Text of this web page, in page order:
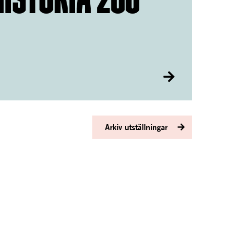
Arkiv utställningar